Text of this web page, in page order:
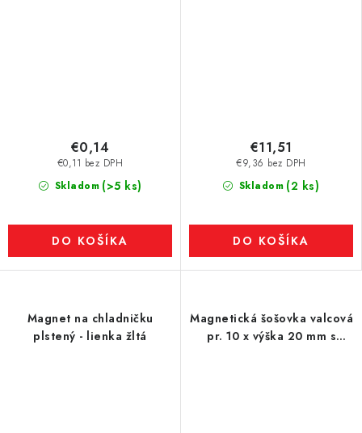
Skladom (>5 ks)
€0,11 bez DPH
€0,14
DO KOŠÍKA
Skladom (2 ks)
€9,36 bez DPH
€11,51
DO KOŠÍKA
Magnet na chladničku
plstený - lienka žltá
Magnetická šošovka valcová
pr. 10 x výška 20 mm s